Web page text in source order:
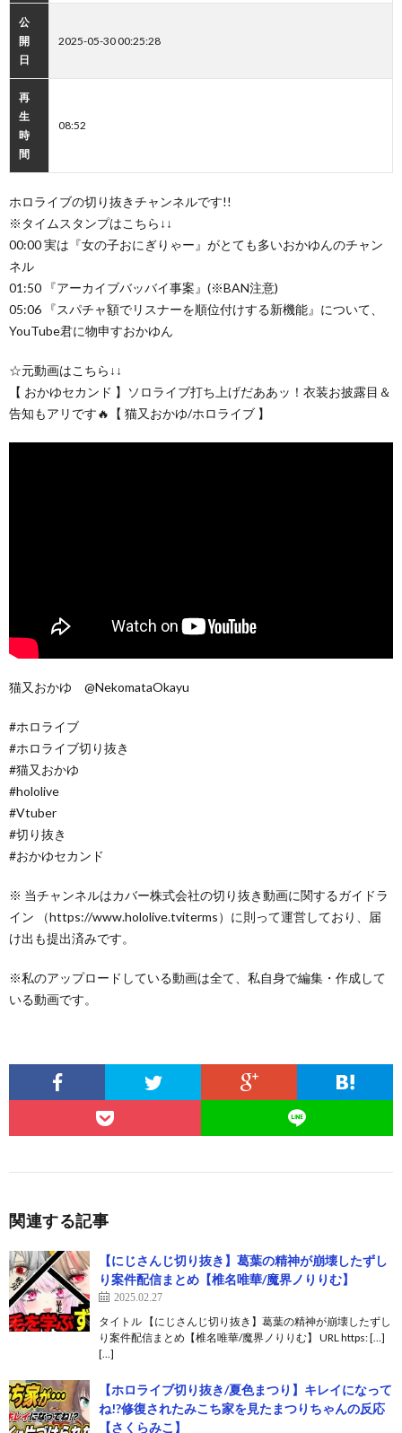
公
開
日
2025-05-30 00:25:28
再
生
時
間
08:52
ホロライブの切り抜きチャンネルです!!
※タイムスタンプはこちら↓↓
00:00 実は『女の子おにぎりゃー』がとても多いおかゆんのチャン
ネル
01:50 『アーカイブバッバイ事案』(※BAN注意)
05:06 『スパチャ額でリスナーを順位付けする新機能』について、
YouTube君に物申すおかゆん
☆元動画はこちら↓↓
【 おかゆセカンド 】ソロライブ打ち上げだああッ！衣装お披露目＆
告知もアリです🔥【 猫又おかゆ/ホロライブ 】
猫又おかゆ @NekomataOkayu
#ホロライブ
#ホロライブ切り抜き
#猫又おかゆ
#hololive
#Vtuber
#切り抜き
#おかゆセカンド
※ 当チャンネルはカバー株式会社の切り抜き動画に関するガイドラ
イン （https://www.hololive.tviterms）に則って運営しており、届
け出も提出済みです。
※私のアップロードしている動画は全て、私自身で編集・作成して
いる動画です。
関連する記事
【にじさんじ切り抜き】葛葉の精神が崩壊したずし
り案件配信まとめ【椎名唯華/魔界ノりりむ】
2025.02.27
タイトル 【にじさんじ切り抜き】葛葉の精神が崩壊したずし
り案件配信まとめ【椎名唯華/魔界ノりりむ】 URL https: […]
[…]
【ホロライブ切り抜き/夏色まつり】キレイになって
ね!?修復されたみこち家を見たまつりちゃんの反応
【さくらみこ】